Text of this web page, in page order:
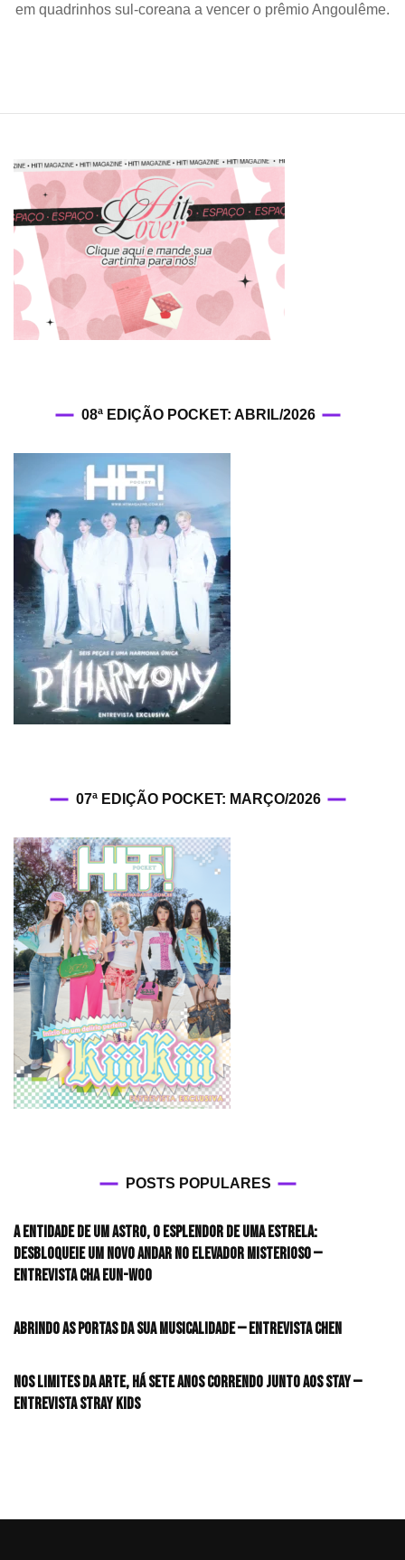
em quadrinhos sul-coreana a vencer o prêmio Angoulême.
08ª EDIÇÃO POCKET: ABRIL/2026
07ª EDIÇÃO POCKET: MARÇO/2026
POSTS POPULARES
A entidade de um astro, o esplendor de uma estrela:
desbloqueie um novo andar no elevador misterioso —
Entrevista CHA EUN-WOO
Abrindo as portas da sua musicalidade — Entrevista CHEN
Nos limites da arte, há sete anos correndo junto aos STAY —
Entrevista Stray Kids